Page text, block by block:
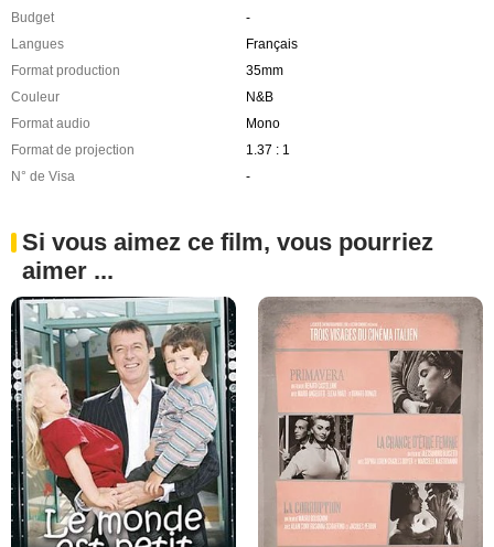
Budget
-
Langues
Français
Format production
35mm
Couleur
N&B
Format audio
Mono
Format de projection
1.37 : 1
N° de Visa
-
Si vous aimez ce film, vous pourriez
aimer ...